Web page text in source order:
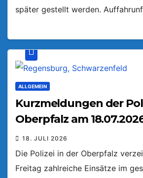
später gestellt werden.
ALLGEMEIN
Kurzmeldungen der
Oberpfalz am
18. JULI 2026
Die Polizei in der Oberpfalz
Freitag zahlreiche Einsätze im